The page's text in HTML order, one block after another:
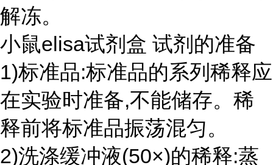
解冻。
小鼠elisa试剂盒 试剂的准备
1)标准品:标准品的系列稀释应
在实验时准备,不能储存。稀
释前将标准品振荡混匀。
2)洗涤缓冲液(50×)的稀释:蒸